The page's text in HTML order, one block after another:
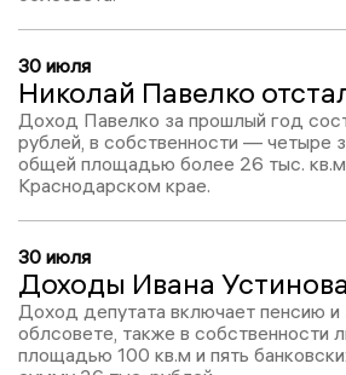
30 июля
Доход Павелко за прошлый год
рублей, в собственности — четыре
общей площадью более 26 тыс.
Краснодарском крае.
30 июля
Доход депутата включает пенсию и
облсовете, также в собственности
площадью 100 кв.м и пять